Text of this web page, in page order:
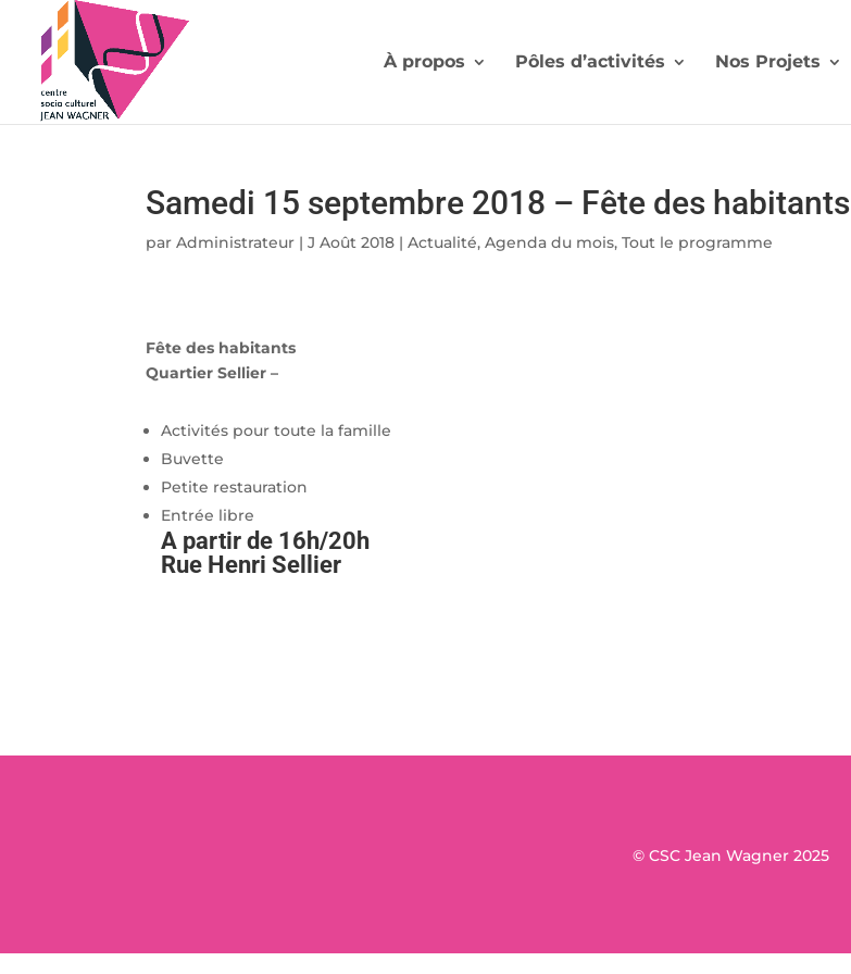
À propos Pôles d’activités Nos Projets
Samedi 15 septembre 2018 – Fête des habitants
parAdministrateur |J Août 2018 |Actualité,Agenda du mois,Tout le programme
Fête des habitants
Quartier Sellier –
Activités pour toute la famille
Buvette
Petite restauration
Entrée libre
A partir de 16h/20h
Rue Henri Sellier
© CSC Jean Wagner 2025